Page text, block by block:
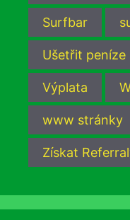
Surfbar
Ušetřit peníze
Výplata
www stránky
Získat